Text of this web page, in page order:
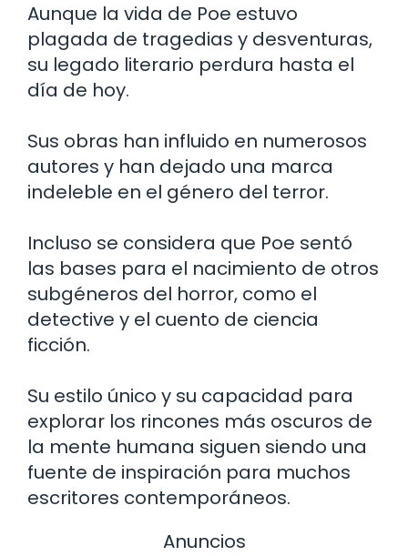
Aunque la vida de Poe estuvo
plagada de tragedias y desventuras,
su legado literario perdura hasta el
día de hoy.
Sus obras han influido en numerosos
autores y han dejado una marca
indeleble en el género del terror.
Incluso se considera que Poe sentó
las bases para el nacimiento de otros
subgéneros del horror, como el
detective y el cuento de ciencia
ficción.
Su estilo único y su capacidad para
explorar los rincones más oscuros de
la mente humana siguen siendo una
fuente de inspiración para muchos
escritores contemporáneos.
Anuncios